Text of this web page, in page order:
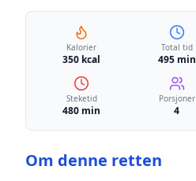
Kalorier
350 kcal
Total tid
495 min
Steketid
480 min
Porsjoner
4
Om denne retten